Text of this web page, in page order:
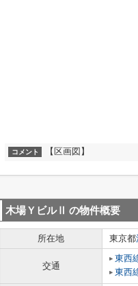
コメント 【区画図】
木場ＹビルⅡ の物件概要
所在地 東京都
交通
東西
東西